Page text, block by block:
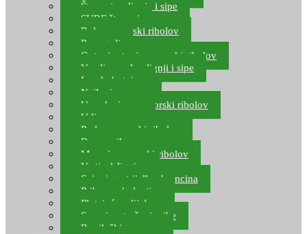
Štapovi za lignje i sipe
SURF štapovi
Role za morski ribolov
Parangali
Gotovi setovi za morski ribolov
Varalice za lov lignji i sipe
Lov hobotnice
Najloni za more
Upredenice za morski ribolov
Udice za more
Perle za morski ribolov
Brum prihrana za more
Mamci za morski ribolov
Vertical Jigging
Spinning strijelke, brancina
Pribor za bolentino
Plutajuća odijela
Sonari za traženje ribe
Ronilački program